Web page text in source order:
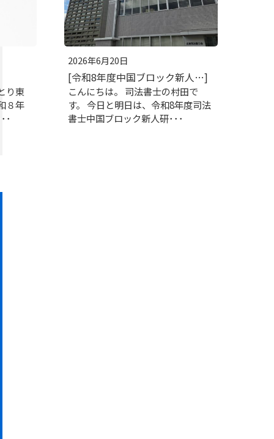
り東
８年
･
2026年6月20日
[令和8年度中国ブロック新人…]
こんにちは。 司法書士の村田で
す。 今日と明日は、令和8年度司法
書士中国ブロック新人研･･･